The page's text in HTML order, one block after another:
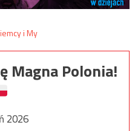
Magna Polonia!
2026